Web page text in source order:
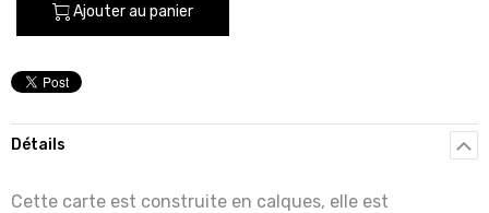
Ajouter au panier
Détails
Cette carte est construite en calques, elle est